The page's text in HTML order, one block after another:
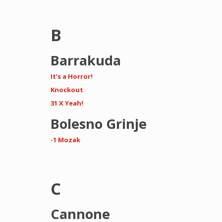
B
Barrakuda
It’s a Horror!
Knockout
31 X Yeah!
Bolesno Grinje
-1 Mozak
C
Cannone